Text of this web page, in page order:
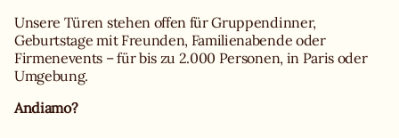
Unsere Türen stehen offen für Gruppendinner,
Geburtstage mit Freunden, Familienabende oder
Firmenevents – für bis zu 2.000 Personen, in Paris oder
Umgebung.
Andiamo?